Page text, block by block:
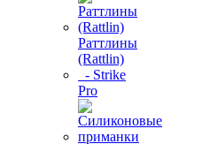
Раттлины
(Rattlin)
- Strike
Pro